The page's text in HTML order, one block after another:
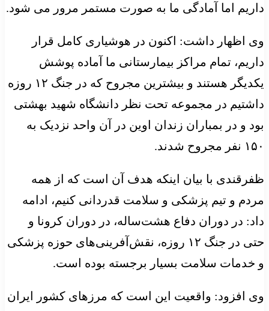
داریم اما آمادگی ما به صورت مستمر مرور می شود.
وی اظهار داشت: اکنون در هوشیاری کامل قرار
داریم، تمام مراکز بیمارستانی ما آماده پوشش
یکدیگر هستند و بیشترین مجروح که در جنگ ۱۲ روزه
داشتیم در مجموعه تحت نظر دانشگاه شهید بهشتی
بود و در بمباران زندان اوین در آن واحد نزدیک به
۱۵۰ نفر مجروح شدند.
ظفرقندی با بیان اینکه هدف آن است که از همه
مردم و تیم پزشکی و سلامت قدردانی کنیم، ادامه
داد: در دوران دفاع هشت‌ساله، در دوران کرونا و
حتی در جنگ ۱۲ روزه، نقش‌آفرینی‌های حوزه پزشکی
و خدمات سلامت بسیار برجسته بوده است.
وی افزود: واقعیت این است که مرزهای کشور ایران